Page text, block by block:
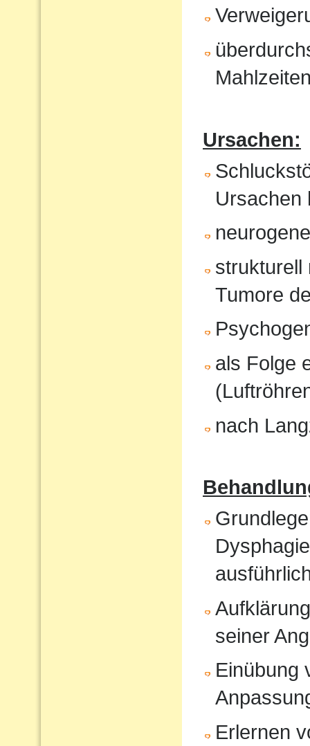
Ursachen:
Ursachen
strukturell
Tumore
als Folge
nach
seiner
Einübung
Erlernen